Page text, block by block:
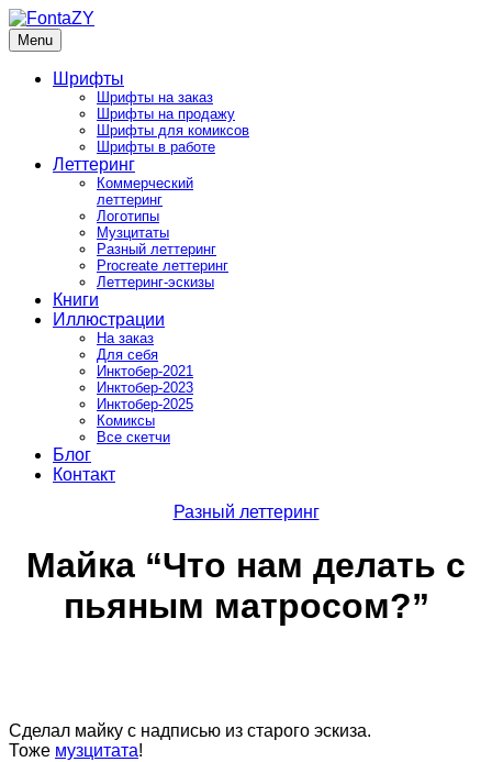
Skip
to
content
FontaZY
Fonts and pictures by Zakhar Yaschin
Menu
Шрифты
Шрифты на заказ
Шрифты на продажу
Шрифты для комиксов
Шрифты в работе
Леттеринг
Коммерческий
леттеринг
Логотипы
Музцитаты
Разный леттеринг
Procreate леттеринг
Леттеринг-эскизы
Книги
Иллюстрации
На заказ
Для себя
Инктобер-2021
Инктобер-2023
Инктобер-2025
Комиксы
Все скетчи
Блог
Контакт
Разный леттеринг
Майка “Что нам делать с
пьяным матросом?”
Сделал майку с надписью из старого эскиза.
Тоже музцитата!